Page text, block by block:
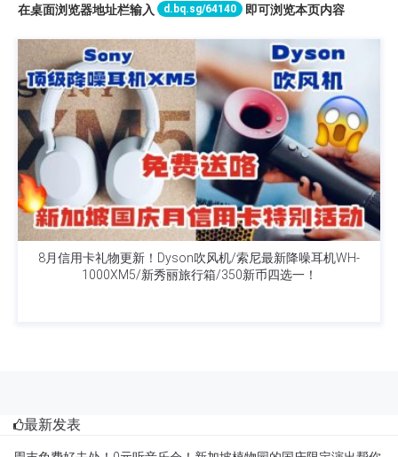
在桌面浏览器地址栏输入
d.bq.sg/64140 即可浏览本页内容
8月信用卡礼物更新！Dyson吹风机/索尼最新降噪耳机WH-
1000XM5/新秀丽旅行箱/350新币四选一！
最新发表